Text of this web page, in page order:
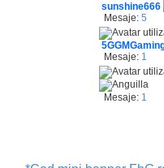
sunshine666
Mesaje: 5
Mesaje: 1
Mesaje: 1